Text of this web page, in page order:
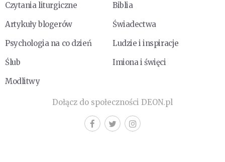
Czytania liturgiczne
Biblia
Artykuły blogerów
Świadectwa
Psychologia na co dzień
Ludzie i inspiracje
Ślub
Imiona i święci
Modlitwy
Dołącz do społeczności DEON.pl